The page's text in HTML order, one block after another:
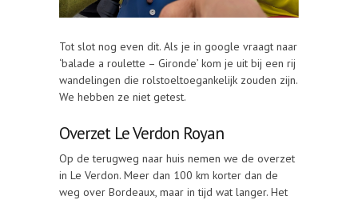
Tot slot nog even dit. Als je in google vraagt naar
‘balade a roulette – Gironde’ kom je uit bij een rij
wandelingen die rolstoeltoegankelijk zouden zijn.
We hebben ze niet getest.
Overzet Le Verdon Royan
Op de terugweg naar huis nemen we de overzet
in Le Verdon. Meer dan 100 km korter dan de
weg over Bordeaux, maar in tijd wat langer. Het